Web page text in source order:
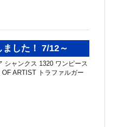
した！ 7/12～
シャンクス 1320 ワンピース
ARTIST トラファルガー